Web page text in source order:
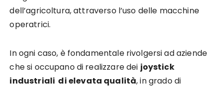
dell’agricoltura, attraverso l’uso delle macchine
operatrici.
In ogni caso, è fondamentale rivolgersi ad aziende
che si occupano di realizzare dei joystick
industriali di elevata qualità, in grado di